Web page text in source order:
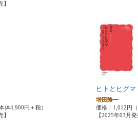
】
体4,900円＋税）
】
ヒトとヒグマ
増田隆一
価格：1,012円
【2025年03月